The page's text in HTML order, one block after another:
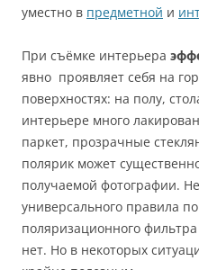
уместно в предметной и
При съёмке интерьера
явно проявляет себя на
поверхностях: на полу,
интерьере много
паркет, прозрачные
полярик может
получаемой фотографии.
универсального правила
поляризационного
нет. Но в некоторых